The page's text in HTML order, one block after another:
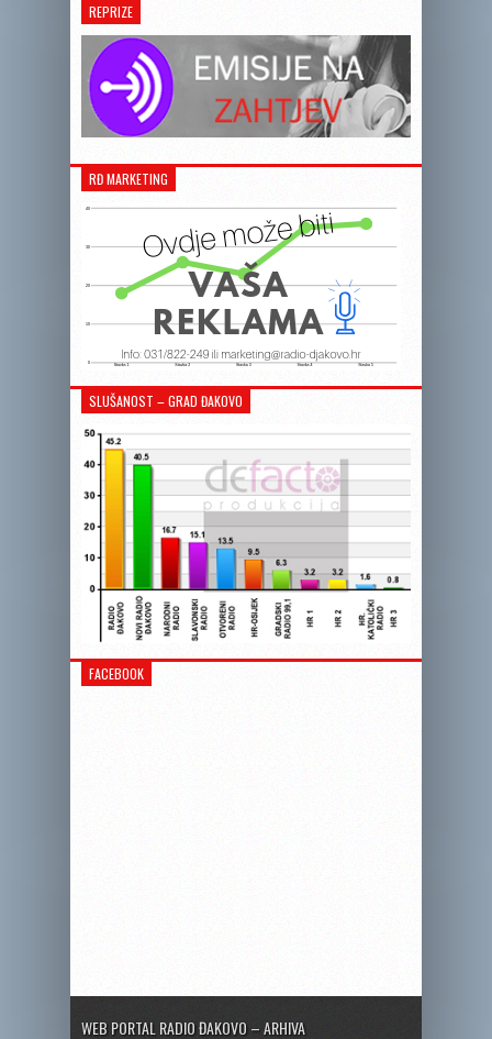
REPRIZE
RĐ MARKETING
SLUŠANOST – GRAD ĐAKOVO
FACEBOOK
WEB PORTAL RADIO ĐAKOVO – ARHIVA